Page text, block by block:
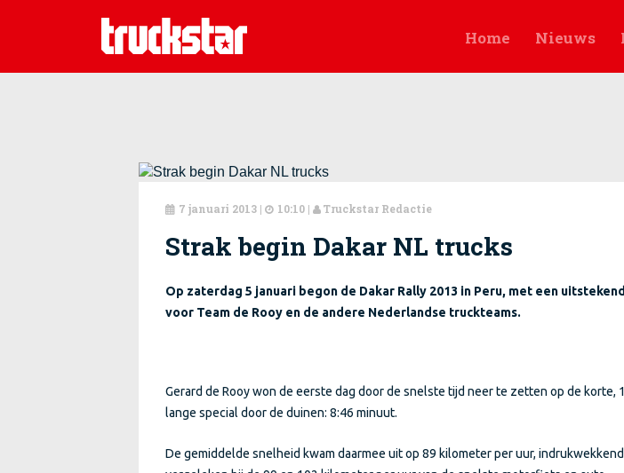
Home Nieuws
 7 januari 2013 |  10:10 |  Truckstar Redactie
Strak begin Dakar NL trucks
Op zaterdag 5 januari begon de Dakar Rally 2013 in Peru, met een
voor Team de Rooy en de andere Nederlandse truckteams.
Gerard de Rooy won de eerste dag door de snelste tijd neer te zetten op de korte,
lange special door de duinen: 8:46 minuut.
De gemiddelde snelheid kwam daarmee uit op 89 kilometer per uur, indrukwekkend